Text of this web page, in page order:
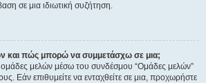
σε μια ιδιωτική συζήτηση.
και πώς μπορώ να συμμετάσχω σε μια;
ομάδες μελών μέσω του συνδέσμου “Ομάδες μελών”
Εάν επιθυμείτε να ενταχθείτε σε μια, προχωρήστε